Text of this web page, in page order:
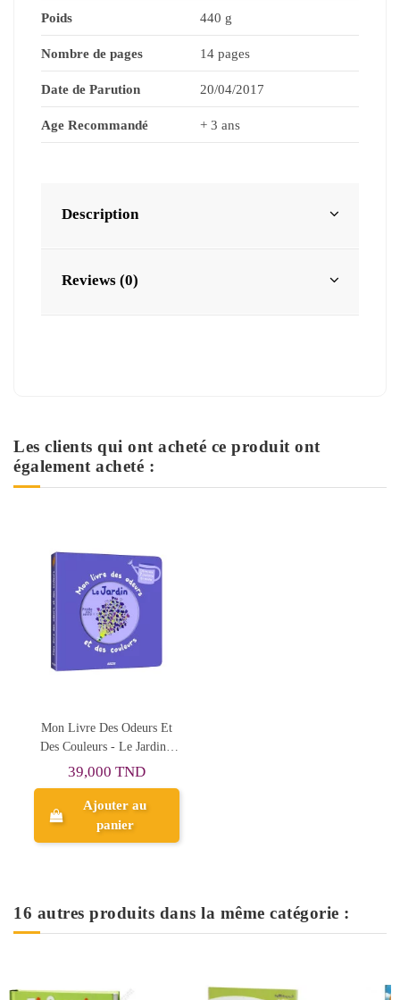
Poids 440 g
Nombre de pages 14 pages
Date de Parution 20/04/2017
Age Recommandé + 3 ans
Description
Reviews (0)
Les clients qui ont acheté ce produit ont
également acheté :
Mon Livre Des Odeurs Et
Des Couleurs - Le Jardin -
Auzou
39,000 TND
Ajouter au
panier
16 autres produits dans la même catégorie :